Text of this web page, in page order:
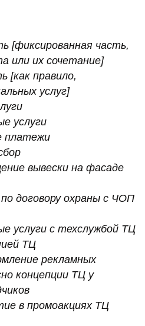
[фиксированная часть,
или их сочетание]
[как правило,
услуг]
услуги
платежи
вывески на фасаде
договору охраны с ЧОП
услуги с техслужбой ТЦ
ТЦ
рекламных
концепции ТЦ у
в промоакциях ТЦ